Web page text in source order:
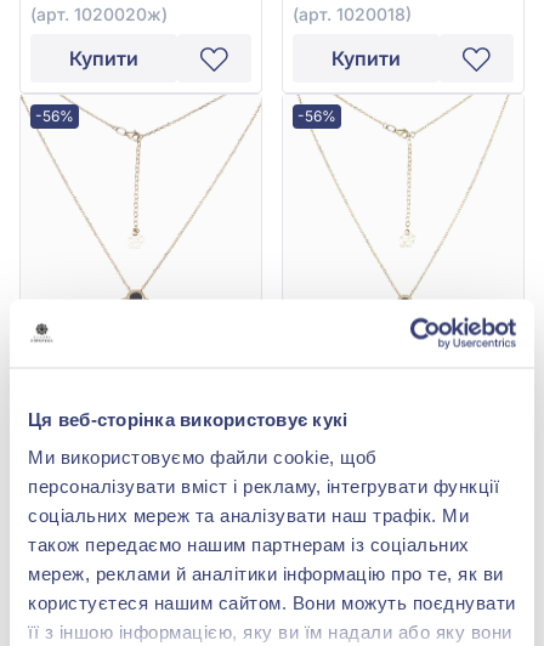
Ця веб-сторінка використовує кукі
Ми використовуємо файли cookie, щоб
персоналізувати вміст і рекламу, інтегрувати функції
соціальних мереж та аналізувати наш трафік. Ми
також передаємо нашим партнерам із соціальних
мереж, реклами й аналітики інформацію про те, як ви
користуєтеся нашим сайтом. Вони можуть поєднувати
її з іншою інформацією, яку ви їм надали або яку вони
(арт. 1020020ж)
Купити
(арт. 1020018)
Купити
-56%
87 648,00 грн
(арт. 1020020)
Купити
-56%
81 340,00 грн
(арт. 1020018ж)
Купити
-80% -56%